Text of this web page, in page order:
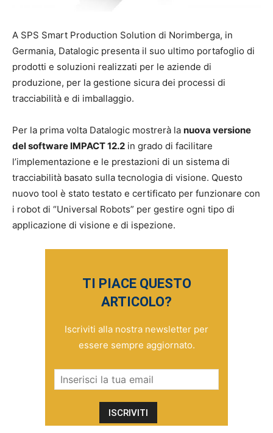
A SPS Smart Production Solution di Norimberga, in
Germania, Datalogic presenta il suo ultimo portafoglio di
prodotti e soluzioni realizzati per le aziende di
produzione, per la gestione sicura dei processi di
tracciabilità e di imballaggio.
Per la prima volta Datalogic mostrerà la nuova versione
del software IMPACT 12.2 in grado di facilitare
l’implementazione e le prestazioni di un sistema di
tracciabilità basato sulla tecnologia di visione. Questo
nuovo tool è stato testato e certificato per funzionare con
i robot di “Universal Robots” per gestire ogni tipo di
applicazione di visione e di ispezione.
TI PIACE QUESTO
ARTICOLO?
Iscriviti alla nostra newsletter per
essere sempre aggiornato.